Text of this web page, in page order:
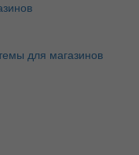
для магазинов